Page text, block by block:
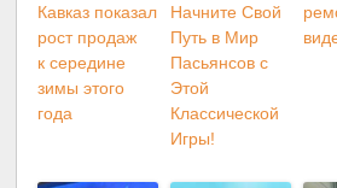
Кавказ показал
рост продаж
к середине
зимы этого
года
Начните Свой
Путь в Мир
Пасьянсов с
Этой
Классической
Игры!